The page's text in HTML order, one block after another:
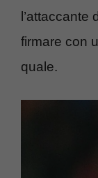
firmare con
quale.